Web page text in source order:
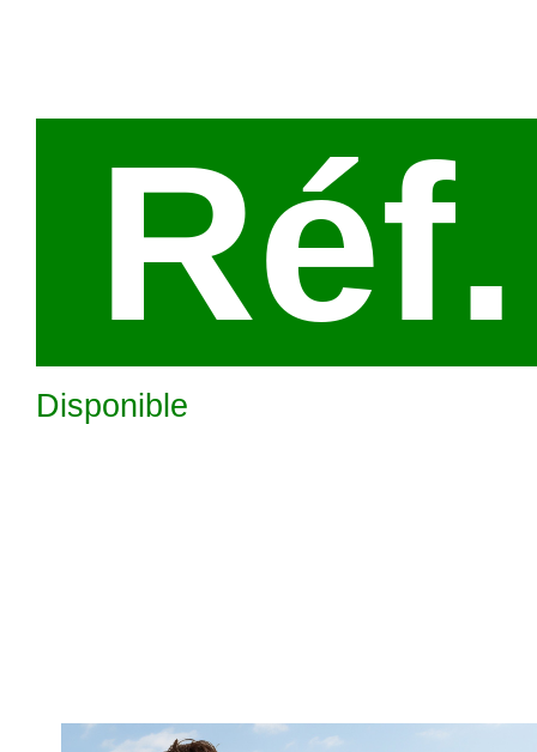
Disponible